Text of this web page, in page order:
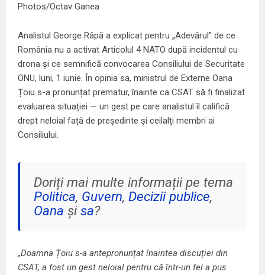
Photos/Octav Ganea
Analistul George Râpă a explicat pentru „Adevărul" de ce
România nu a activat Articolul 4 NATO după incidentul cu
drona și ce semnifică convocarea Consiliului de Securitate
ONU, luni, 1 iunie. În opinia sa, ministrul de Externe Oana
Țoiu s-a pronunțat prematur, înainte ca CSAT să fi finalizat
evaluarea situației — un gest pe care analistul îl califică
drept neloial față de președinte și ceilalți membri ai
Consiliului.
Doriți mai multe informații pe tema
Politica, Guvern, Decizii publice,
Oana șisa?
„Doamna Țoiu s-a antepronunțat înaintea discuției din
CSAT, a fost un gest neloial pentru că într-un fel a pus